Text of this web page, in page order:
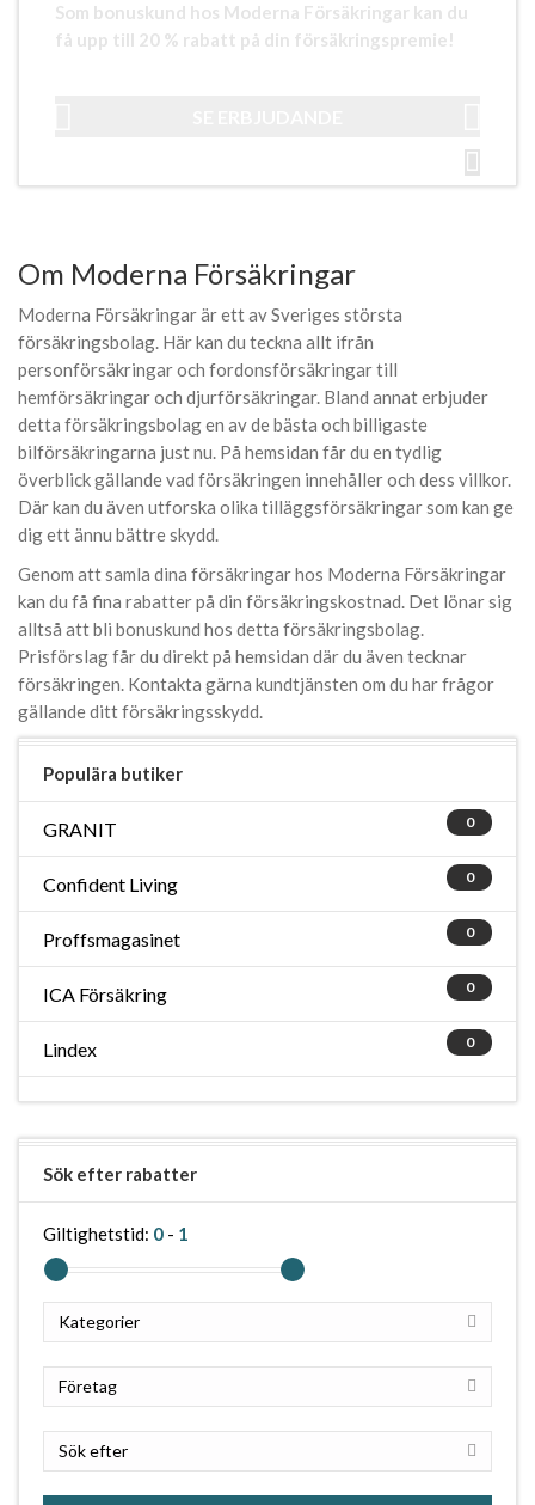
Som bonuskund hos Moderna Försäkringar kan du
få upp till 20 % rabatt på din försäkringspremie!
Om Moderna Försäkringar
Moderna Försäkringar är ett av Sveriges största
försäkringsbolag. Här kan du teckna allt ifrån
personförsäkringar och fordonsförsäkringar till
hemförsäkringar och djurförsäkringar. Bland annat erbjuder
detta försäkringsbolag en av de bästa och billigaste
bilförsäkringarna just nu. På hemsidan får du en tydlig
överblick gällande vad försäkringen innehåller och dess villkor.
Där kan du även utforska olika tilläggsförsäkringar som kan ge
dig ett ännu bättre skydd.
Genom att samla dina försäkringar hos Moderna Försäkringar
kan du få fina rabatter på din försäkringskostnad. Det lönar sig
alltså att bli bonuskund hos detta försäkringsbolag.
Prisförslag får du direkt på hemsidan där du även tecknar
försäkringen. Kontakta gärna kundtjänsten om du har frågor
gällande ditt försäkringsskydd.
Populära butiker
0
GRANIT
0
Confident Living
0
Proffsmagasinet
0
ICA Försäkring
0
Lindex
Sök efter rabatter
Giltighetstid: 0 - 1
Kategorier
Företag
Sök efter